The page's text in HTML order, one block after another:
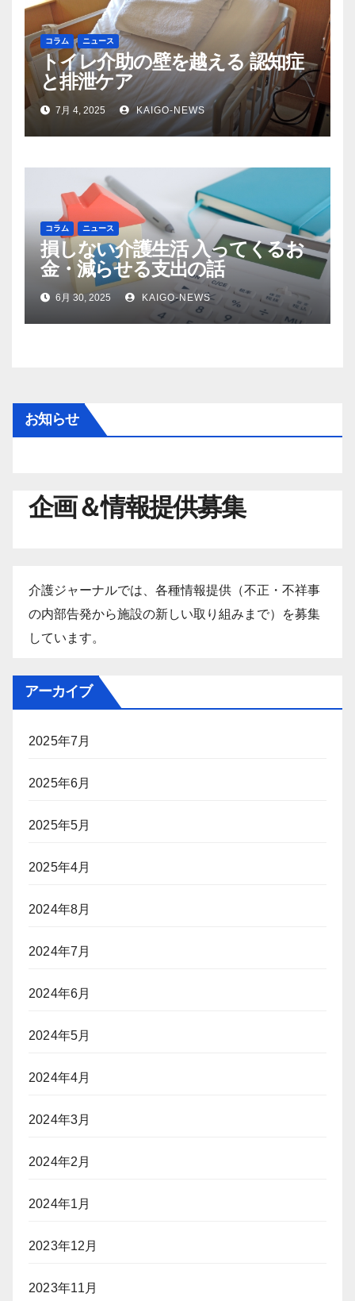
コラム ニュース
トイレ介助の壁を越える 認知症
と排泄ケア
7月 4, 2025 KAIGO-NEWS
コラム ニュース
損しない介護生活 入ってくるお
金・減らせる支出の話
6月 30, 2025 KAIGO-NEWS
お知らせ
企画＆情報提供募集
介護ジャーナルでは、各種情報提供（不正・不祥事
の内部告発から施設の新しい取り組みまで）を募集
しています。
アーカイブ
2025年7月
2025年6月
2025年5月
2025年4月
2024年8月
2024年7月
2024年6月
2024年5月
2024年4月
2024年3月
2024年2月
2024年1月
2023年12月
2023年11月